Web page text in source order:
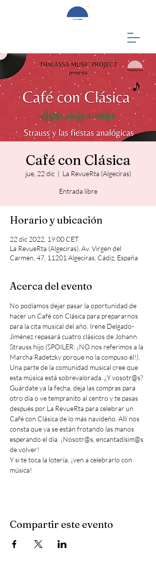
Café con Clásica
jue, 22 dic
  |
La RevueRta (Algeciras)
Entrada libre
Horario y ubicación
22 dic 2022, 19:00 CET
La RevueRta (Algeciras), Av. Virgen del
Carmen, 47, 11201 Algeciras, Cádiz, España
Acerca del evento
No podíamos dejar pasar la oportunidad de
hacer un Café con Clásica para prepararnos
para la cita musical del año. Irene Delgado-
Jiménez repasará cuatro clásicos de Johann
Strauss hijo (SPOILER: ¡NO nos referimos a la
Marcha Radetzky porque no la compuso él!).
Una parte de la comunidad musical cree que
esta música está sobrevalorada. ¿Y vosotr@s?
Guárdate ya la fecha, deja las compras para
otro día o ve tempranito al centro y te pasas
después por La RevueRta para celebrar un
Café con Clásica de lo más navideño. Allí nos
consta que ya se están frotando las manos
esperando el día. ¡Nosotr@s, encantadísim@s
de volver!
Y si te toca la lotería, ¡ven a celebrarlo con
música!
Compartir este evento